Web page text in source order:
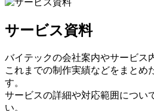
サービス資料
バイテックの会社案内やサービス
これまでの制作実績などをまとめ
す。
サービスの詳細や対応範囲につい
い。